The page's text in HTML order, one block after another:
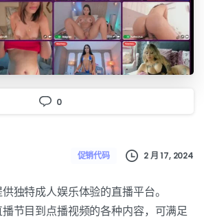
0
促销代码 2 月 17, 2024
独特成人娱乐体验的直播平台。
节目到点播视频的各种内容，可满足